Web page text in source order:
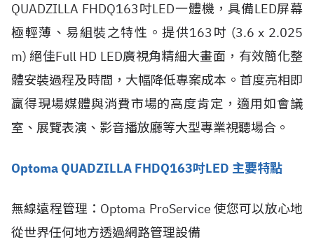
QUADZILLA FHDQ163吋LED一體機，具備LED屏幕
極輕薄、易組裝之特性。提供163吋 (3.6 x 2.025
m) 絕佳Full HD LED廣視角精細大畫面，有效簡化整
體安裝過程及時間，大幅降低專案成本。首度亮相即
贏得現場媒體與消費市場的高度肯定，適用如會議
室、展覽表演、影音播放廳等大型專業視聽場合。
Optoma QUADZILLA FHDQ163吋LED 主要特點
無線遠程管理：Optoma ProService 使您可以放心地
從世界任何地方透過網路管理設備